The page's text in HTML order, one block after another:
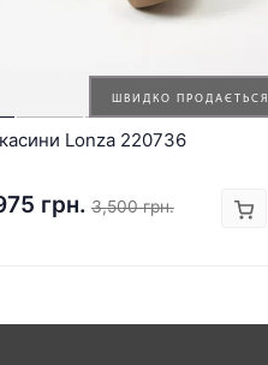
ШВИДКО ПРОДАЄТЬСЯ
Lonza 220736
грн. 3,500 грн.